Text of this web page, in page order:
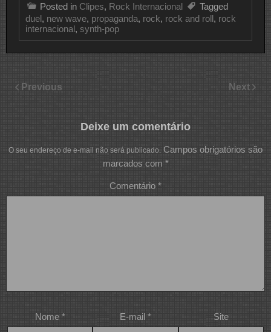
Posted in Clipes, Rock Internacional
Tagged
duel, new wave, propaganda, rock, rock and roll, rock
internacional, synth-pop
Previous Next
Deixe um comentário
O seu endereço de e-mail não será publicado. Campos obrigatórios são
marcados com *
Comentário *
Nome * E-mail * Site